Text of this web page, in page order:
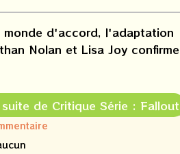
monde d'accord, l'adaptation
Nolan et Lisa Joy confirme
de Critique Série : Fallout